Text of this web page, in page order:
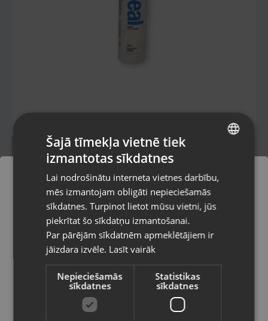
Kategorija: Silikons
4.00€
Preces informācija
Cita būvniecība
Pasūtījumi tiks piegādāti uz
izvēlēto valsti
Vietnes saturs būs attēlots izvēlētajā
valodā
Valsts
RUSSIAN
Šajā tīmekļa vietnē tiek
izmantotas sīkdatnes
Lai nodrošinātu interneta vietnes darbību,
mēs izmantojam obligāti nepieciešamās
sīkdatnes. Turpinot lietot mūsu vietni, jūs
piekrītat šo sīkdatņu izmantošanai.
Par pārējām sīkdatnēm apmeklētājiem ir
jāizdara izvēle. Lasīt vairāk
Nepieciešamās
sīkdatnes
Statistikas
sīkdatnes